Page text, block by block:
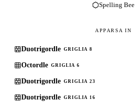
Spelling Bee
APPARSA IN
Duotrigordle GRIGLIA 8
Octordle GRIGLIA 6
Duotrigordle GRIGLIA 23
Duotrigordle GRIGLIA 16